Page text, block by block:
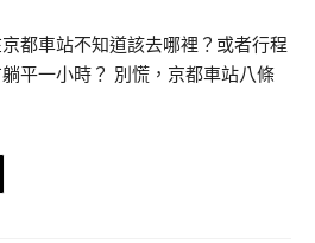
都車站不知道該去哪裡？或者行程
平一小時？ 別慌，京都車站八條